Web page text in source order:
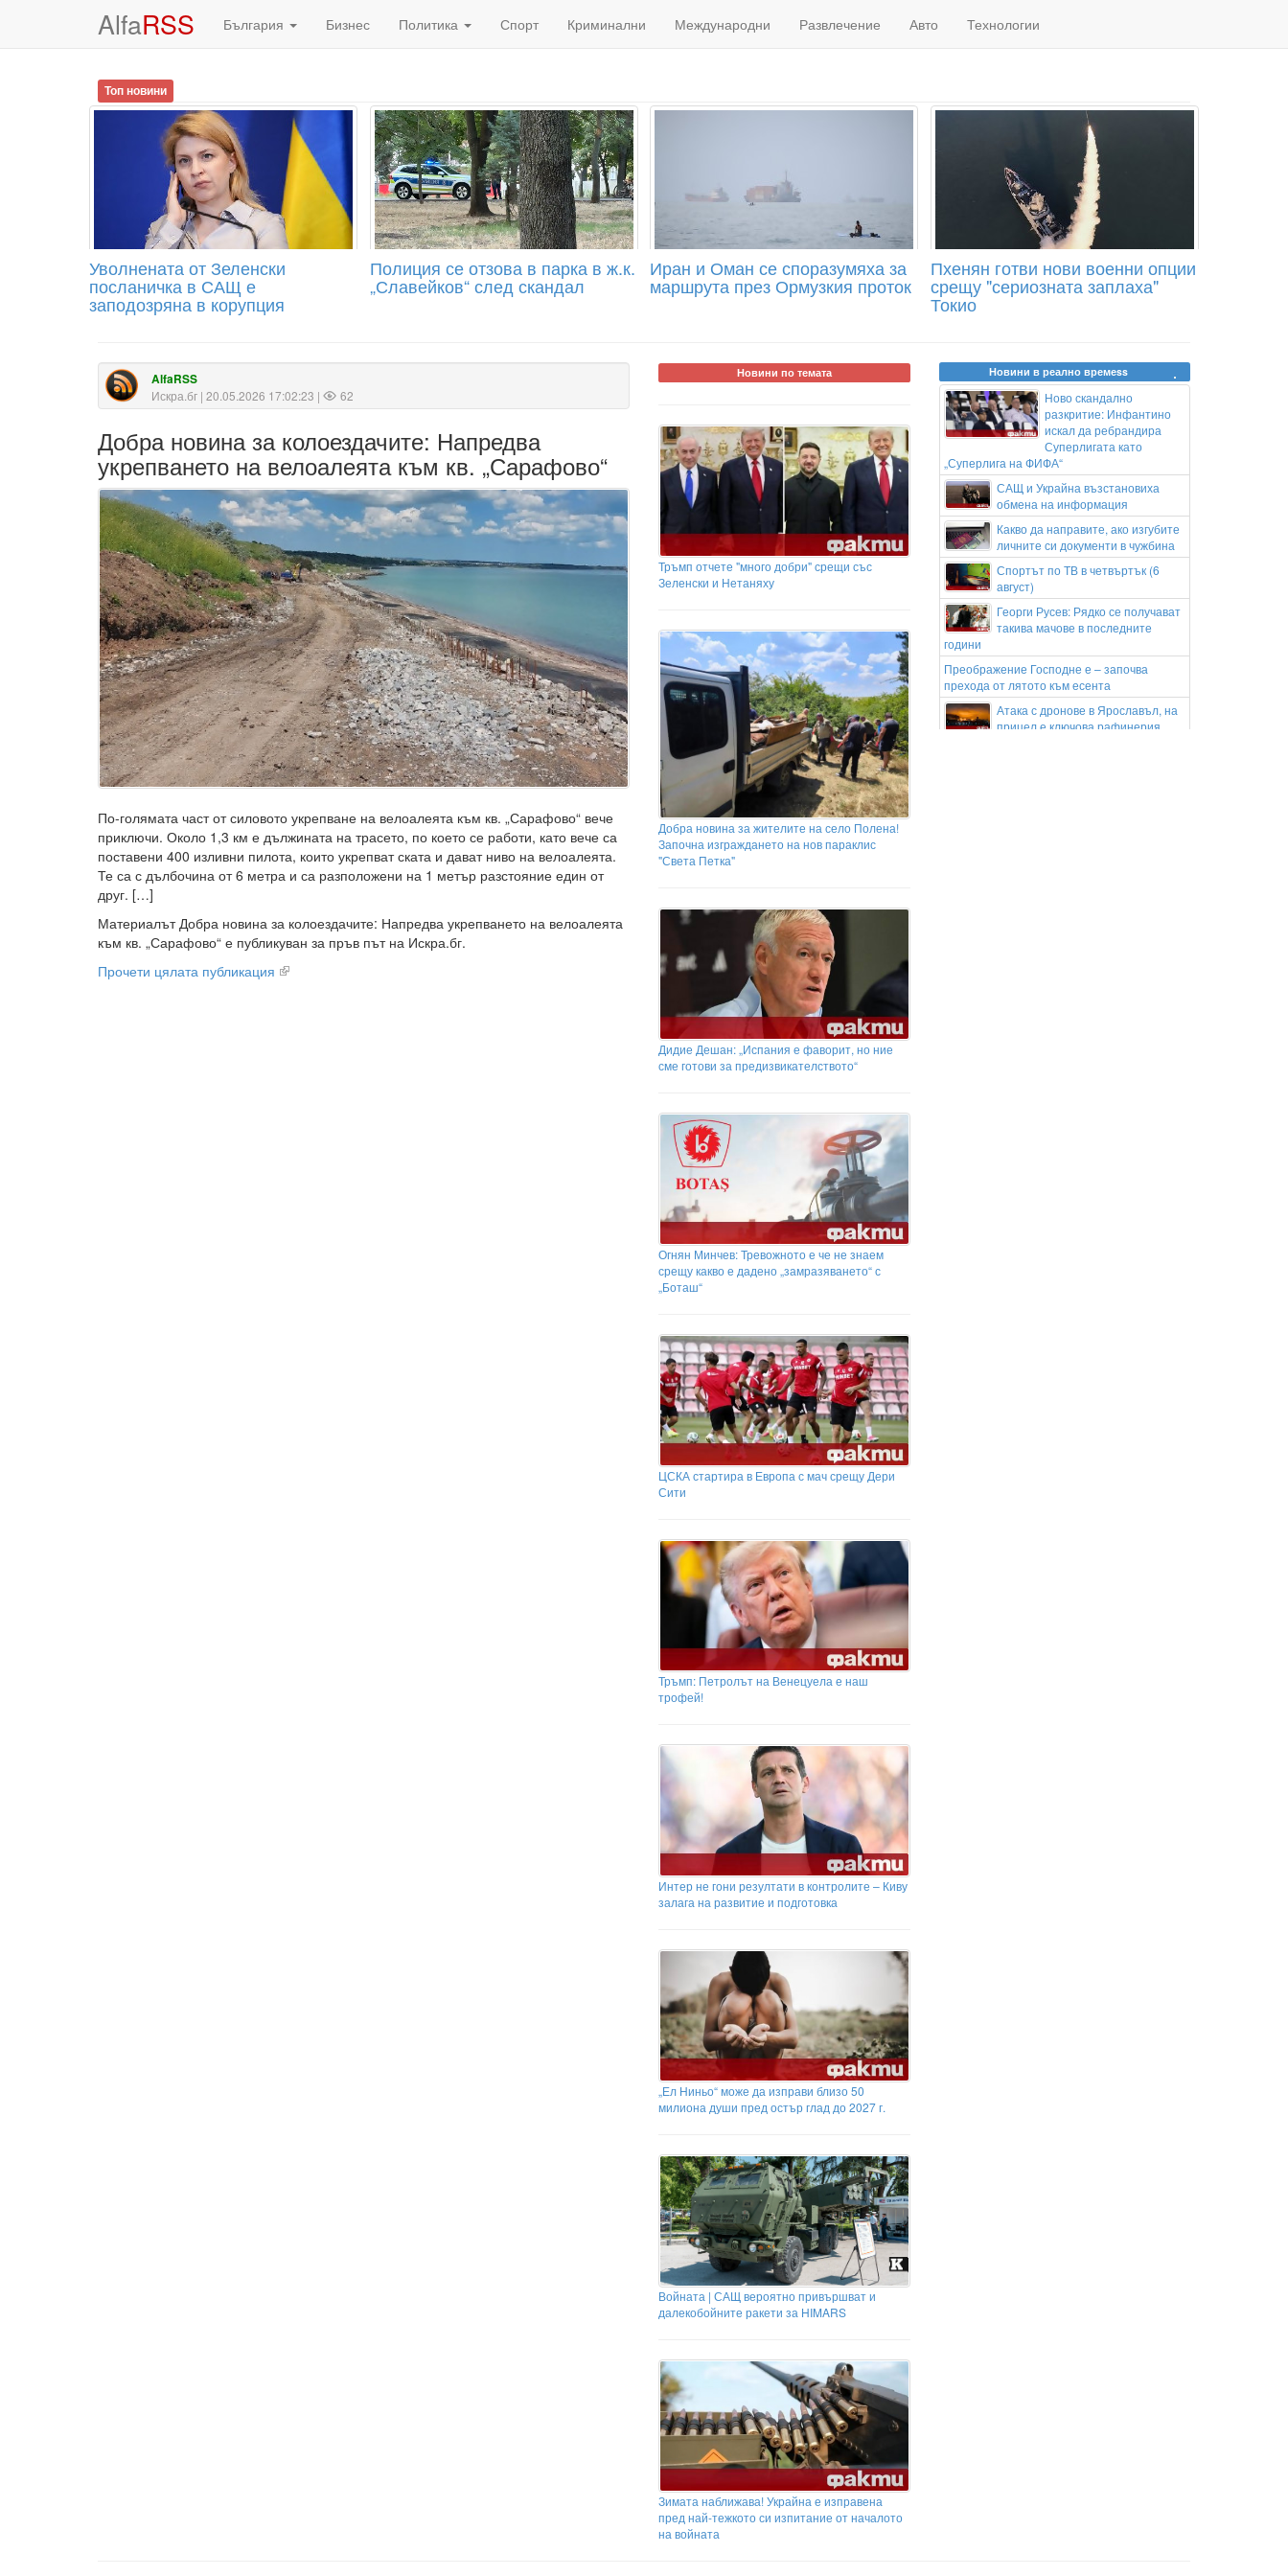
AlfaRSS България Бизнес Политика Спорт Криминални Международни Развлечение Авто Технологии
Топ новини
Уволнената от Зеленски
посланичка в САЩ е
заподозряна в корупция
Полиция се отзова в парка в ж.к.
„Славейков“ след скандал
Иран и Оман се споразумяха за
маршрута през Ормузкия проток
Пхенян готви нови военни опции
срещу "сериозната заплаха"
Токио
AlfaRSS
Искра.бг | 20.05.2026 17:02:23 | 62
Добра новина за колоездачите: Напредва
укрепването на велоалеята към кв. „Сарафово“
По-голямата част от силовото укрепване на велоалеята към кв. „Сарафово“ вече
приключи. Около 1,3 км е дължината на трасето, по което се работи, като вече са
поставени 400 изливни пилота, които укрепват ската и дават ниво на велоалеята.
Те са с дълбочина от 6 метра и са разположени на 1 метър разстояние един от
друг. […]
Материалът Добра новина за колоездачите: Напредва укрепването на велоалеята
към кв. „Сарафово“ е публикуван за пръв път на Искра.бг.
Прочети цялата публикация
Новини по темата
Тръмп отчете "много добри" срещи със
Зеленски и Нетаняху
Добра новина за жителите на село Полена!
Започна изграждането на нов параклис
"Света Петка"
Дидие Дешан: „Испания е фаворит, но ние
сме готови за предизвикателството“
Огнян Минчев: Тревожното е че не знаем
срещу какво е дадено „замразяването“ с
„Боташ“
ЦСКА стартира в Европа с мач срещу Дери
Сити
Тръмп: Петролът на Венецуела е наш
трофей!
Интер не гони резултати в контролите – Киву
залага на развитие и подготовка
„Ел Ниньо“ може да изправи близо 50
милиона души пред остър глад до 2027 г.
Войната | САЩ вероятно привършват и
далекобойните ракети за HIMARS
Зимата наближава! Украйна е изправена
пред най-тежкото си изпитание от началото
на войната
Новини в реално времеss
Ново скандално
разкритие: Инфантино
искал да ребрандира
Суперлигата като
„Суперлига на ФИФА“
САЩ и Украйна възстановиха
обмена на информация
Какво да направите, ако изгубите
личните си документи в чужбина
Спортът по ТВ в четвъртък (6
август)
Георги Русев: Рядко се получават
такива мачове в последните
години
Преображение Господне е – започва
прехода от лятото към есента
Атака с дронове в Ярославъл, на
прицел е ключова рафинерия